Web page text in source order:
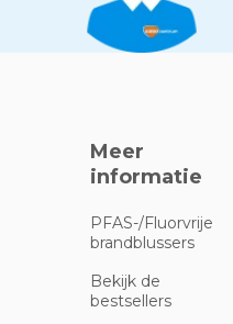
Meer
informatie
PFAS-/Fluorvrije
brandblussers
Bekijk de
bestsellers